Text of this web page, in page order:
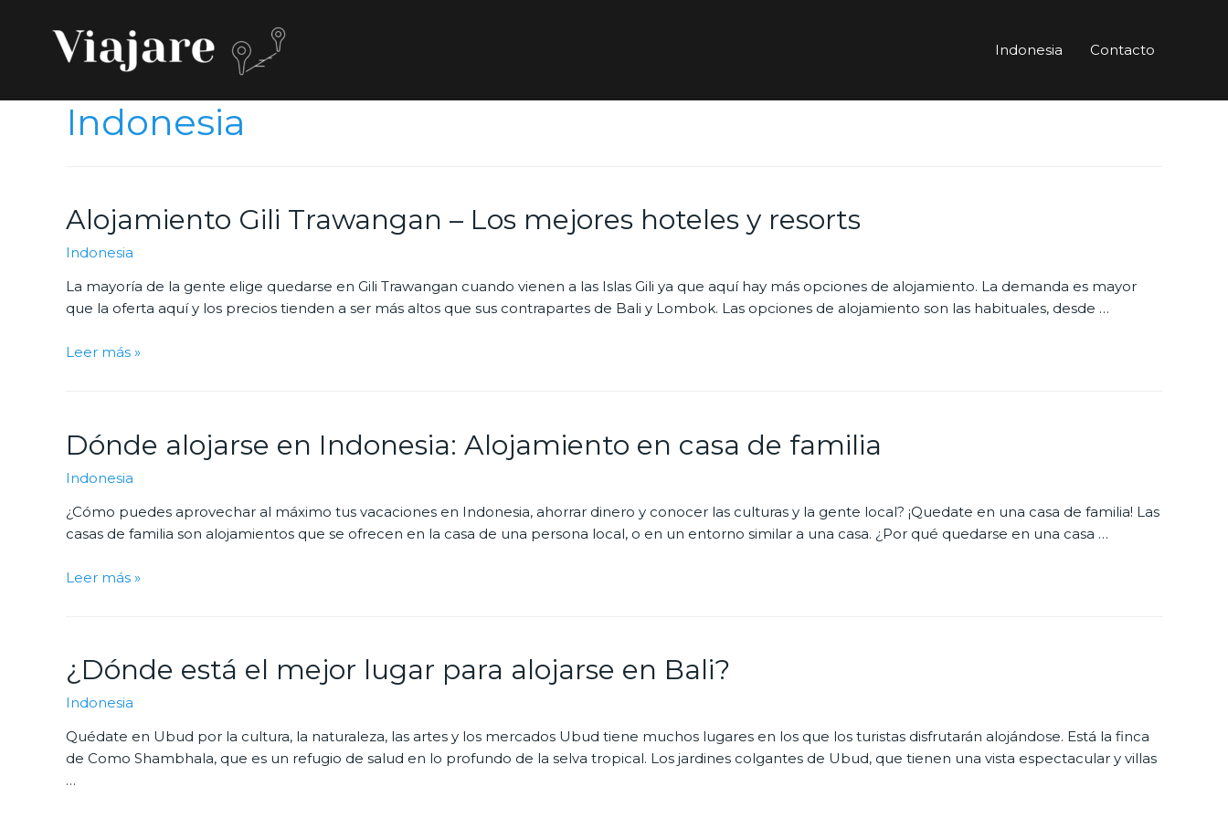
Indonesia Contacto
Indonesia
Alojamiento Gili Trawangan – Los mejores hoteles y resorts
Indonesia
La mayoría de la gente elige quedarse en Gili Trawangan cuando vienen a las Islas Gili ya que aquí hay más opciones de alojamiento. La demanda es mayor
que la oferta aquí y los precios tienden a ser más altos que sus contrapartes de Bali y Lombok. Las opciones de alojamiento son las habituales, desde …
Leer más »
Dónde alojarse en Indonesia: Alojamiento en casa de familia
Indonesia
¿Cómo puedes aprovechar al máximo tus vacaciones en Indonesia, ahorrar dinero y conocer las culturas y la gente local? ¡Quedate en una casa de familia! Las
casas de familia son alojamientos que se ofrecen en la casa de una persona local, o en un entorno similar a una casa. ¿Por qué quedarse en una casa …
Leer más »
¿Dónde está el mejor lugar para alojarse en Bali?
Indonesia
Quédate en Ubud por la cultura, la naturaleza, las artes y los mercados Ubud tiene muchos lugares en los que los turistas disfrutarán alojándose. Está la finca
de Como Shambhala, que es un refugio de salud en lo profundo de la selva tropical. Los jardines colgantes de Ubud, que tienen una vista espectacular y villas
…